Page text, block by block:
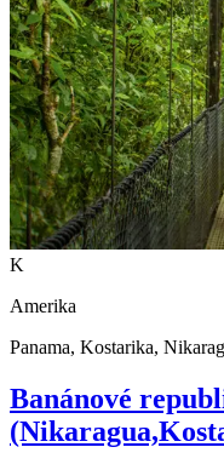
K
Amerika
Panama, Kostarika,
Banánové